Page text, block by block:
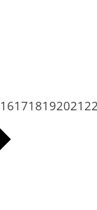
161718192021